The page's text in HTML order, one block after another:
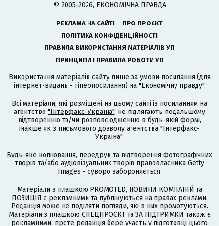
© 2005-2026, ЕКОНОМІЧНА ПРАВДА
РЕКЛАМА НА САЙТІ
ПРО ПРОЄКТ
ПОЛІТИКА КОНФІДЕНЦІЙНОСТІ
ПРАВИЛА ВИКОРИСТАННЯ МАТЕРІАЛІВ УП
ПРИНЦИПИ І ПРАВИЛА РОБОТИ УП
Використання матеріалів сайту лише за умови посилання (для
інтернет-видань - гіперпосилання) на "Економічну правду".
Всі матеріали, які розміщені на цьому сайті із посиланням на
агентство "Інтерфакс-Україна", не підлягають подальшому
відтворенню та/чи розповсюдженню в будь-якій формі,
інакше як з письмового дозволу агентства "Інтерфакс-
Україна".
Будь-яке копіювання, передрук та відтворення фотографічних
творів та/або аудіовізуальних творів правовласника Getty
Images - суворо забороняється.
Матеріали з плашкою PROMOTED, НОВИНИ КОМПАНІЙ та
ПОЗИЦІЯ є рекламними та публікуються на правах реклами.
Редакція може не поділяти погляди, які в них промотуються.
Матеріали з плашкою СПЕЦПРОЄКТ та ЗА ПІДТРИМКИ також є
рекламними, проте редакція бере участь у підготовці цього